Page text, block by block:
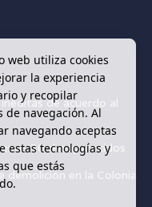
de acuerdo al
30 desaparecidos
demolición en la Colonia
web utiliza cookies
la experiencia
y recopilar
de navegación. Al
navegando aceptas
estas tecnologías y
que estás